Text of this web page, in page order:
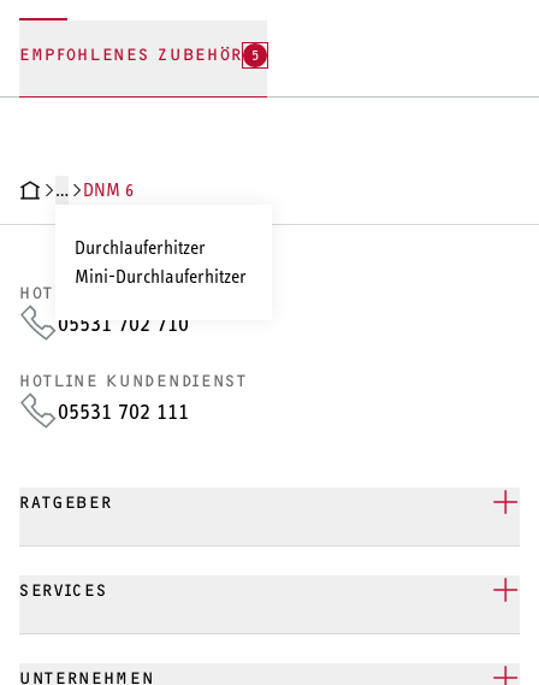
EMPFOHLENES ZUBEHÖR 5
DATEN
…
Durchlauferhitzer
Mini-Durchlauferhitzer
DNM 6
HOTLINE VERTRIEB
05531 702 710
HOTLINE KUNDENDIENST
05531 702 111
RATGEBER
SERVICES
UNTERNEHMEN